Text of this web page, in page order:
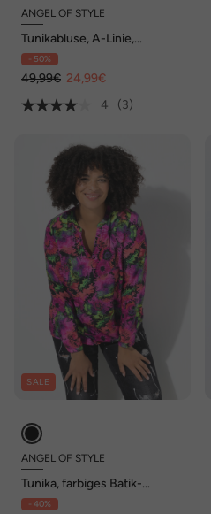
ANGEL OF STYLE
Tunikabluse, A-Linie,
Camouflage-Print, Volants
- 50%
49,99€ 24,99€
4
(3)
SALE
ANGEL OF STYLE
Tunika, farbiges Batik-
Muster, Langarm
- 40%